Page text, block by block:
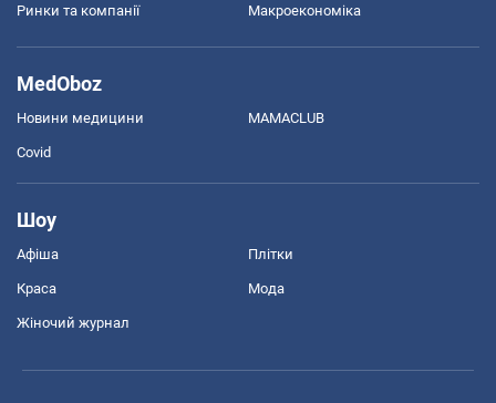
Ринки та компанії Макроекономіка
MedOboz
Новини медицини MAMACLUB
Covid
Шоу
Афіша Плітки
Краса Мода
Жіночий журнал